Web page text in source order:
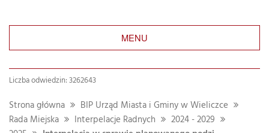
MENU
Liczba odwiedzin: 3262643
Strona główna
BIP Urząd Miasta i Gminy w Wieliczce
Rada Miejska
Interpelacje Radnych
2024 - 2029